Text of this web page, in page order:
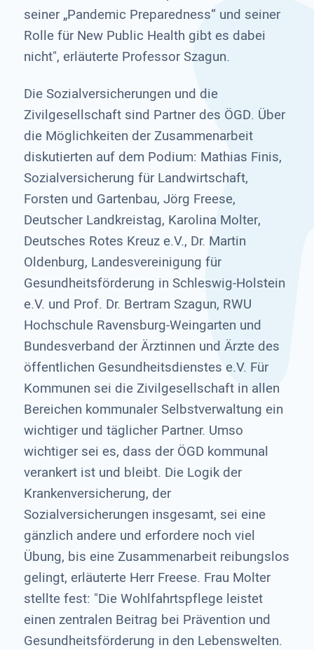
seiner „Pandemic Preparedness“ und seiner
Rolle für New Public Health gibt es dabei
nicht", erläuterte Professor Szagun.
Die Sozialversicherungen und die
Zivilgesellschaft sind Partner des ÖGD. Über
die Möglichkeiten der Zusammenarbeit
diskutierten auf dem Podium: Mathias Finis,
Sozialversicherung für Landwirtschaft,
Forsten und Gartenbau, Jörg Freese,
Deutscher Landkreistag, Karolina Molter,
Deutsches Rotes Kreuz e.V., Dr. Martin
Oldenburg, Landesvereinigung für
Gesundheitsförderung in Schleswig-Holstein
e.V. und Prof. Dr. Bertram Szagun, RWU
Hochschule Ravensburg-Weingarten und
Bundesverband der Ärztinnen und Ärzte des
öffentlichen Gesundheitsdienstes e.V. Für
Kommunen sei die Zivilgesellschaft in allen
Bereichen kommunaler Selbstverwaltung ein
wichtiger und täglicher Partner. Umso
wichtiger sei es, dass der ÖGD kommunal
verankert ist und bleibt. Die Logik der
Krankenversicherung, der
Sozialversicherungen insgesamt, sei eine
gänzlich andere und erfordere noch viel
Übung, bis eine Zusammenarbeit reibungslos
gelingt, erläuterte Herr Freese. Frau Molter
stellte fest: "Die Wohlfahrtspflege leistet
einen zentralen Beitrag bei Prävention und
Gesundheitsförderung in den Lebenswelten.